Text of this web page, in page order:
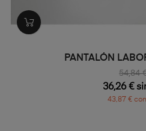
PANTALÓN
54,84
36,26 €
43,87 €